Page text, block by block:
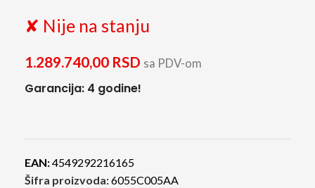
✘ Nije na stanju
1.289.740,00 RSD sa PDV-om
Garancija: 4 godine!
EAN:4549292216165
Šifra proizvoda:6055C005AA